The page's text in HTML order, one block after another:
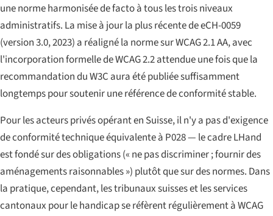
une norme harmonisée de facto à tous les trois niveaux
administratifs. La mise à jour la plus récente de eCH-0059
(version 3.0, 2023) a réaligné la norme sur WCAG 2.1 AA, avec
l'incorporation formelle de WCAG 2.2 attendue une fois que la
recommandation du W3C aura été publiée suffisamment
longtemps pour soutenir une référence de conformité stable.
Pour les acteurs privés opérant en Suisse, il n'y a pas d'exigence
de conformité technique équivalente à P028 — le cadre LHand
est fondé sur des obligations (« ne pas discriminer ; fournir des
aménagements raisonnables ») plutôt que sur des normes. Dans
la pratique, cependant, les tribunaux suisses et les services
cantonaux pour le handicap se réfèrent régulièrement à WCAG